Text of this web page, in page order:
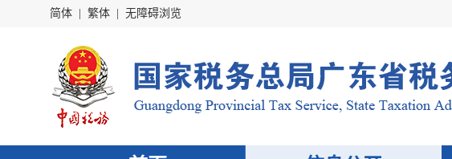
简体 繁体 无障碍浏览